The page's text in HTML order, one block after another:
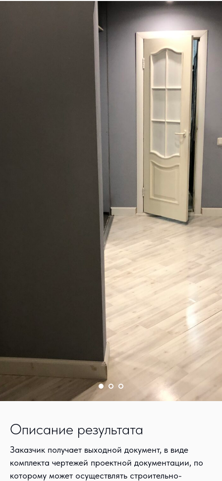
Описание результата
Заказчик получает выходной документ, в виде
комплекта чертежей проектной документации, по
которому может осуществлять строительно-